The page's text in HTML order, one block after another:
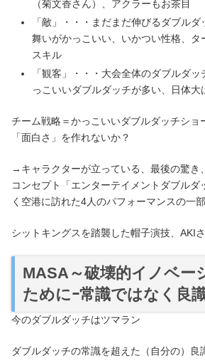
（菊文香さん）、アクラーもお茶目
「敵」・・・まだまだ伸びるダブル
舞いがかっこいい、いかつい性格、タ
スキル
「観客」・・・大会全体のダブルダ
っこいいダブルダッチが多い、日体大
チーム戦略＝かっこいいダブルダッチショ
「面白さ」を作れないか？
→キャラクターが立っている、最後の驚き
コンセプト「エンターテイメントダブルダ
く空港に訪れた4人のパフォーマンスの一
シットキングスを踏襲した帽子演技、AKI
MASA～破壊的イノベー
ためにｰ常識ではなく良
今のダブルダッチはツマラン
ダブルダッチの常識を超えた（自分の）良